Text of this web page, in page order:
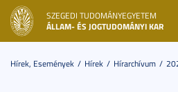
SZEGEDI TUDOMÁNYEGYETEM
ÁLLAM- ÉS JOGTUDOMÁNYI KAR
Hírek, Események Hírek Hírarchívum